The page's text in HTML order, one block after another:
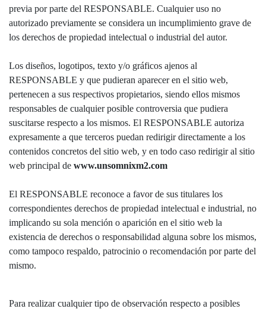
previa por parte del RESPONSABLE. Cualquier uso no
autorizado previamente se considera un incumplimiento grave de
los derechos de propiedad intelectual o industrial del autor.
Los diseños, logotipos, texto y/o gráficos ajenos al
RESPONSABLE y que pudieran aparecer en el sitio web,
pertenecen a sus respectivos propietarios, siendo ellos mismos
responsables de cualquier posible controversia que pudiera
suscitarse respecto a los mismos. El RESPONSABLE autoriza
expresamente a que terceros puedan redirigir directamente a los
contenidos concretos del sitio web, y en todo caso redirigir al sitio
web principal de www.unsomnixm2.com
El RESPONSABLE reconoce a favor de sus titulares los
correspondientes derechos de propiedad intelectual e industrial, no
implicando su sola mención o aparición en el sitio web la
existencia de derechos o responsabilidad alguna sobre los mismos,
como tampoco respaldo, patrocinio o recomendación por parte del
mismo.
Para realizar cualquier tipo de observación respecto a posibles